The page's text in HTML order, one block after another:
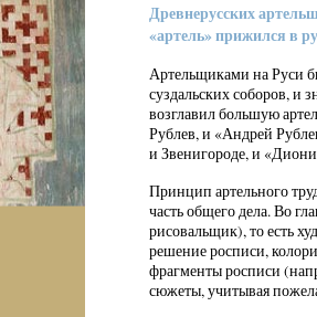
Древнерусских
«артель» прижился в
Артельщиками на Руси
суздальских соборов, и
возглавил большую
Рублев, и «Андрей
и Звенигороде, и
Принцип артельного
часть общего дела. Во
рисовальщик), то есть
решение росписи,
фрагменты росписи
сюжеты, учитывая